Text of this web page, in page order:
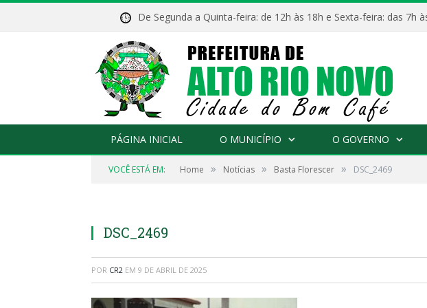
De Segunda a Quinta-feira: de 12h às 18h e Sexta-feira: das 7h
PÁGINA INICIAL O MUNICÍPIO O GOVERNO
VOCÊ ESTÁ EM: Home » Notícias » Basta Florescer » DSC_2469
DSC_2469
POR CR2 EM 9 DE ABRIL DE 2025